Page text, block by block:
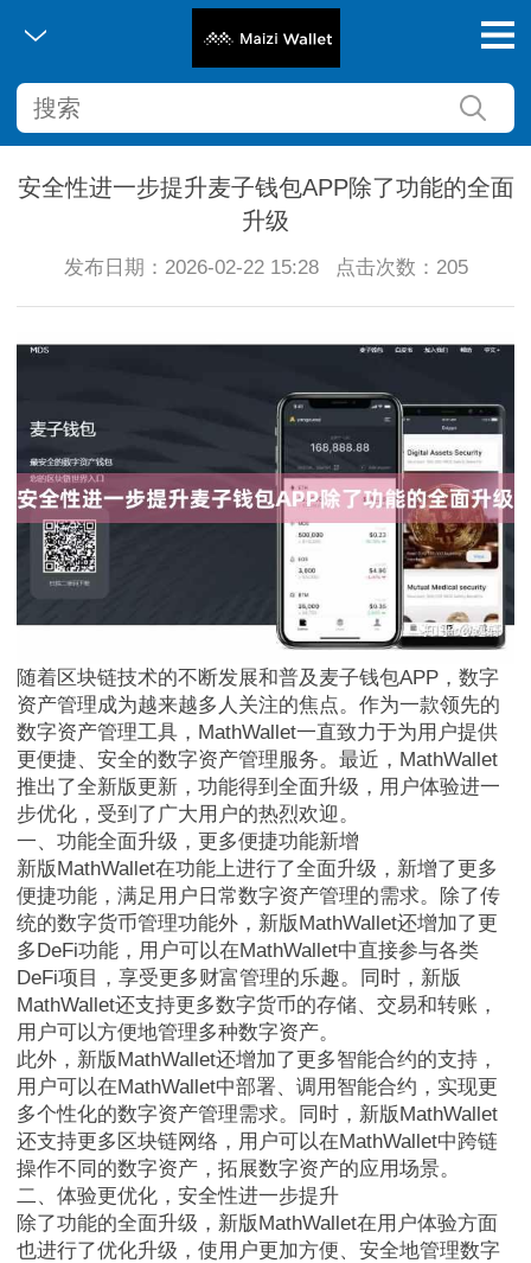
安全性进一步提升麦子钱包APP除了功能的全面
升级
发布日期：2026-02-22 15:28 点击次数：205
随着区块链技术的不断发展和普及麦子钱包APP，数字
资产管理成为越来越多人关注的焦点。作为一款领先的
数字资产管理工具，MathWallet一直致力于为用户提供
更便捷、安全的数字资产管理服务。最近，MathWallet
推出了全新版更新，功能得到全面升级，用户体验进一
步优化，受到了广大用户的热烈欢迎。
一、功能全面升级，更多便捷功能新增
新版MathWallet在功能上进行了全面升级，新增了更多
便捷功能，满足用户日常数字资产管理的需求。除了传
统的数字货币管理功能外，新版MathWallet还增加了更
多DeFi功能，用户可以在MathWallet中直接参与各类
DeFi项目，享受更多财富管理的乐趣。同时，新版
MathWallet还支持更多数字货币的存储、交易和转账，
用户可以方便地管理多种数字资产。
此外，新版MathWallet还增加了更多智能合约的支持，
用户可以在MathWallet中部署、调用智能合约，实现更
多个性化的数字资产管理需求。同时，新版MathWallet
还支持更多区块链网络，用户可以在MathWallet中跨链
操作不同的数字资产，拓展数字资产的应用场景。
二、体验更优化，安全性进一步提升
除了功能的全面升级，新版MathWallet在用户体验方面
也进行了优化升级，使用户更加方便、安全地管理数字